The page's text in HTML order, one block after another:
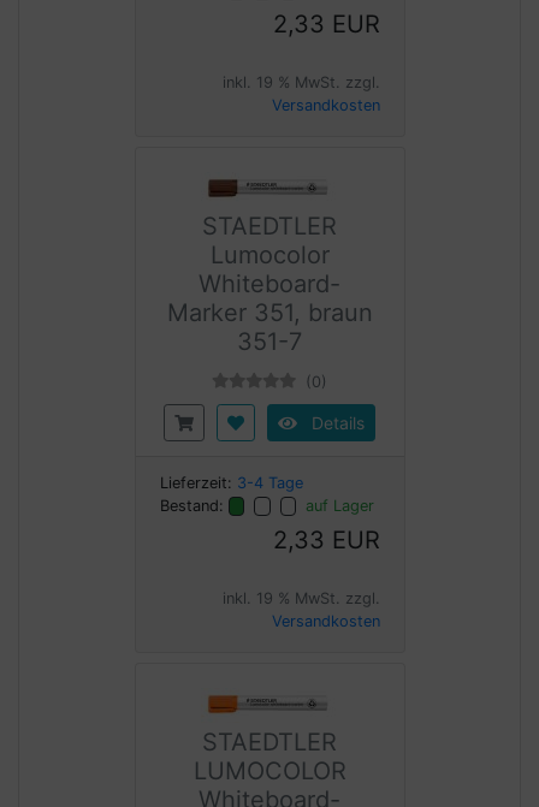
2,33 EUR
inkl. 19 % MwSt. zzgl.
Versandkosten
STAEDTLER
Lumocolor
Whiteboard-
Marker 351, braun
351-7
(0)
Details
Lieferzeit: 3-4 Tage
Bestand:
auf Lager
2,33 EUR
inkl. 19 % MwSt. zzgl.
Versandkosten
STAEDTLER
LUMOCOLOR
Whiteboard-